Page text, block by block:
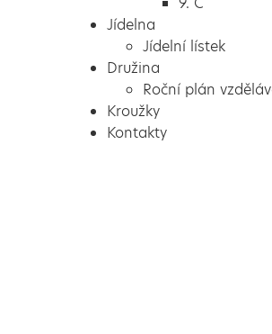
Jídelna
Jídelní lístek
Družina
Roční plán
Kroužky
Kontakty